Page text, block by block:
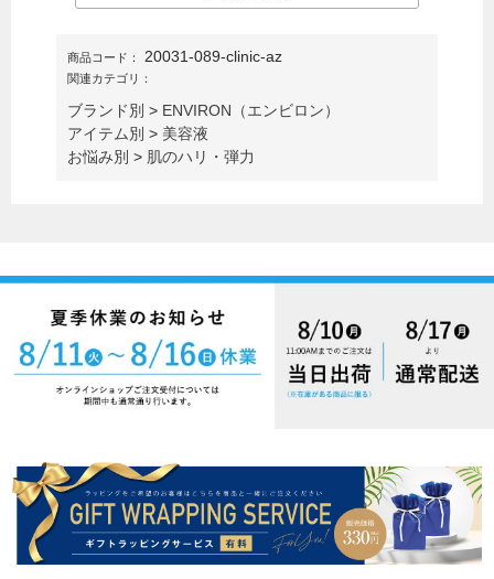
商品コード： 20031-089-clinic-az
関連カテゴリ：
ブランド別 > ENVIRON（エンビロン）
アイテム別 > 美容液
お悩み別 > 肌のハリ・弾力